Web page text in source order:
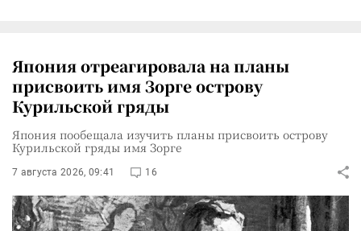
Япония отреагировала на планы
присвоить имя Зорге острову
Курильской гряды
Япония пообещала изучить планы присвоить острову
Курильской гряды имя Зорге
7 августа 2026, 09:41 16